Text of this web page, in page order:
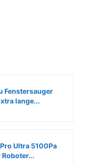
Fenstersauger
lange...
Ultra 5100Pa